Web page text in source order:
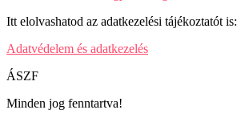
Itt elolvashatod az adatkezelési tájékoztatót is:
Adatvédelem és adatkezelés
ÁSZF
Minden jog fenntartva!